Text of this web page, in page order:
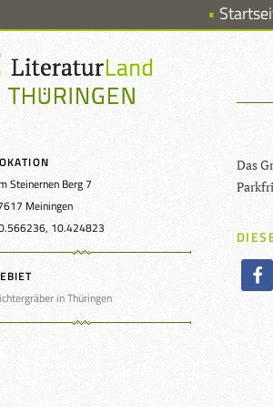
Steinernen Berg 7
Meiningen
10.424823
in Thüringen
Das